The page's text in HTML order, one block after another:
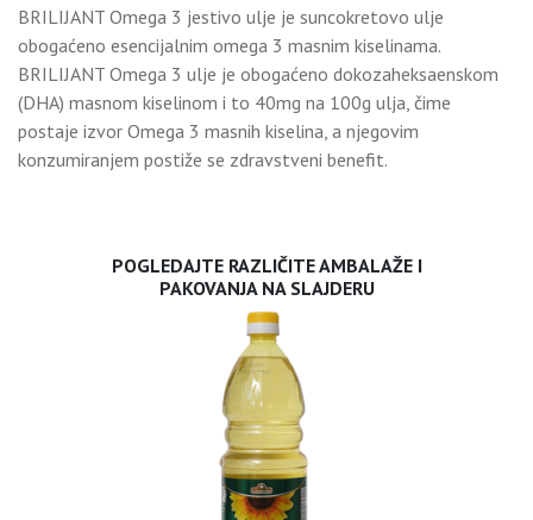
BRILIJANT Omega 3 jestivo ulje je suncokretovo ulje
obogaćeno esencijalnim omega 3 masnim kiselinama.
BRILIJANT Omega 3 ulje je obogaćeno dokozaheksaenskom
(DHA) masnom kiselinom i to 40mg na 100g ulja, čime
postaje izvor Omega 3 masnih kiselina, a njegovim
konzumiranjem postiže se zdravstveni benefit.
POGLEDAJTE RAZLIČITE AMBALAŽE I
PAKOVANJA NA SLAJDERU